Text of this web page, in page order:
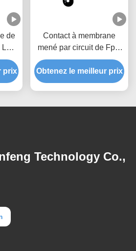
de
à
de
prix
Contact à membrane
mené par circuit de Fpc,
clavier numérique
extérieur mat de contact à
membrane
Obtenez le meilleur prix
Technology Co.,